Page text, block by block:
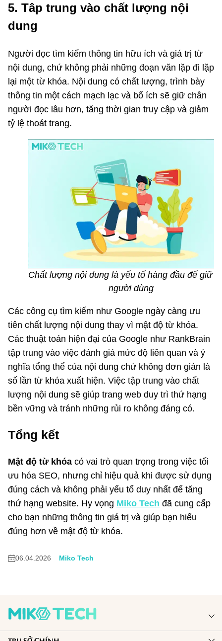
5. Tâp trung vào chất lượng nội
dung
Người đọc tìm kiếm thông tin hữu ích và giá trị từ
nội dung, chứ không phải những đoạn văn lặp đi lặp
lại một từ khóa. Nội dung có chất lượng, trình bày
thông tin một cách mạch lạc và bổ ích sẽ giữ chân
người đọc lâu hơn, tăng thời gian truy cập và giảm
tỷ lệ thoát trang.
Chất lượng nội dung là yếu tố hàng đầu để giữ
người dùng
Các công cụ tìm kiếm như Google ngày càng ưu
tiên chất lượng nội dung thay vì mật độ từ khóa.
Các thuật toán hiện đại của Google như RankBrain
tập trung vào việc đánh giá mức độ liên quan và ý
nghĩa tổng thể của nội dung chứ không đơn giản là
số lần từ khóa xuất hiện. Việc tập trung vào chất
lượng nội dung sẽ giúp trang web duy trì thứ hạng
bền vững và tránh những rủi ro không đáng có.
Tổng kết
Mật độ từ khóa có vai trò quan trọng trong việc tối
ưu hóa SEO, nhưng chỉ hiệu quả khi được sử dụng
đúng cách và không phải yếu tố duy nhất để tăng
thứ hạng website. Hy vọng Miko Tech đã cung cấp
cho bạn những thông tin giá trị và giúp bạn hiểu
đúng hơn về mật độ từ khóa.
06.04.2026 Miko Tech
MIKO TECH ra đời với sứ mệnh đồng hành và nâng tầm thương hiệu